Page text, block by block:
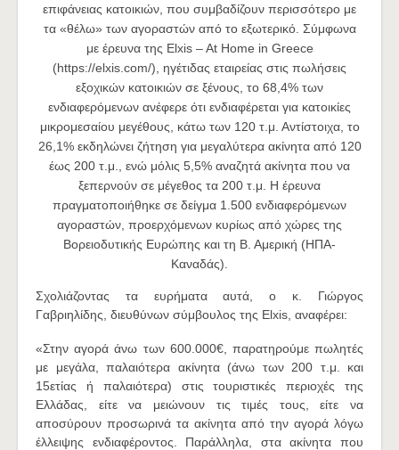
επιφάνειας κατοικιών, που συμβαδίζουν περισσότερο με
τα «θέλω» των αγοραστών από το εξωτερικό. Σύμφωνα
με έρευνα της Elxis – At Home in Greece
(https://elxis.com/), ηγέτιδας εταιρείας στις πωλήσεις
εξοχικών κατοικιών σε ξένους, το 68,4% των
ενδιαφερόμενων ανέφερε ότι ενδιαφέρεται για κατοικίες
μικρομεσαίου μεγέθους, κάτω των 120 τ.μ. Αντίστοιχα, το
26,1% εκδηλώνει ζήτηση για μεγαλύτερα ακίνητα από 120
έως 200 τ.μ., ενώ μόλις 5,5% αναζητά ακίνητα που να
ξεπερνούν σε μέγεθος τα 200 τ.μ. Η έρευνα
πραγματοποιήθηκε σε δείγμα 1.500 ενδιαφερόμενων
αγοραστών, προερχόμενων κυρίως από χώρες της
Βορειοδυτικής Ευρώπης και τη Β. Αμερική (ΗΠΑ-
Καναδάς).
Σχολιάζοντας τα ευρήματα αυτά, ο κ. Γιώργος
Γαβριηλίδης, διευθύνων σύμβουλος της Elxis, αναφέρει:
«Στην αγορά άνω των 600.000€, παρατηρούμε πωλητές
με μεγάλα, παλαιότερα ακίνητα (άνω των 200 τ.μ. και
15ετίας ή παλαιότερα) στις τουριστικές περιοχές της
Ελλάδας, είτε να μειώνουν τις τιμές τους, είτε να
αποσύρουν προσωρινά τα ακίνητα από την αγορά λόγω
έλλειψης ενδιαφέροντος. Παράλληλα, στα ακίνητα που